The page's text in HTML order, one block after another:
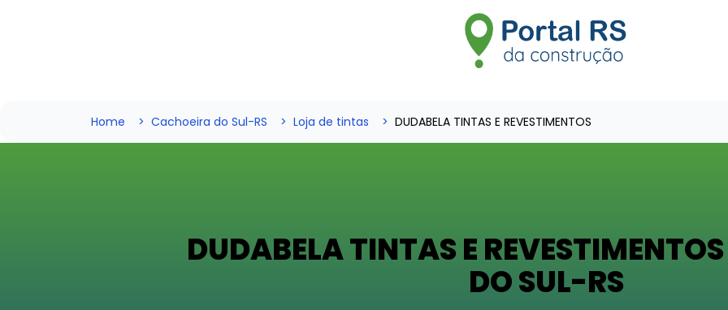
Home Cachoeira do Sul-RS Loja de tintas DUDABELA TINTAS E REVESTIMENTOS
DUDABELA TINTAS E
DO SUL-RS